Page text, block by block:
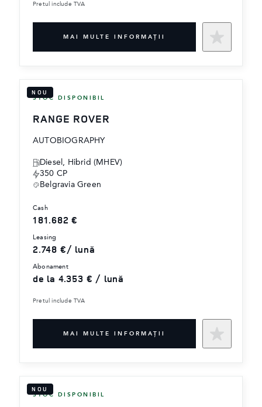
Pretul include TVA
MAI MULTE INFORMAŢII
NOU
STOC DISPONIBIL
RANGE ROVER
AUTOBIOGRAPHY
Diesel, Hibrid (MHEV)
350 CP
Belgravia Green
cash
181.682 €
leasing
2.748 €/ lună
abonament
de la 4.353 € / lună
Pretul include TVA
MAI MULTE INFORMAŢII
NOU
STOC DISPONIBIL